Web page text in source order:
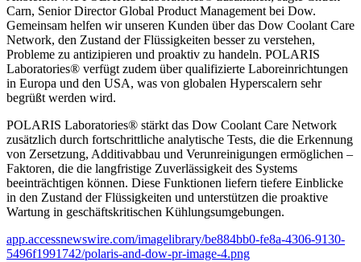
Carn, Senior Director Global Product Management bei Dow.
Gemeinsam helfen wir unseren Kunden über das Dow Coolant Care
Network, den Zustand der Flüssigkeiten besser zu verstehen,
Probleme zu antizipieren und proaktiv zu handeln. POLARIS
Laboratories® verfügt zudem über qualifizierte Laboreinrichtungen
in Europa und den USA, was von globalen Hyperscalern sehr
begrüßt werden wird.
POLARIS Laboratories® stärkt das Dow Coolant Care Network
zusätzlich durch fortschrittliche analytische Tests, die die Erkennung
von Zersetzung, Additivabbau und Verunreinigungen ermöglichen –
Faktoren, die die langfristige Zuverlässigkeit des Systems
beeinträchtigen können. Diese Funktionen liefern tiefere Einblicke
in den Zustand der Flüssigkeiten und unterstützen die proaktive
Wartung in geschäftskritischen Kühlungsumgebungen.
app.accessnewswire.com/imagelibrary/be884bb0-fe8a-4306-9130-
5496f1991742/polaris-and-dow-pr-image-4.png